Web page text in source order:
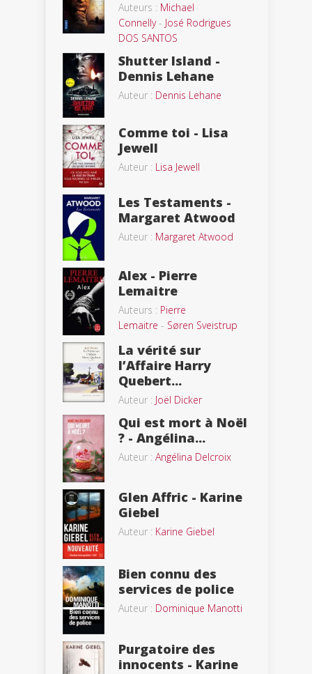
Auteurs : Michael
Connelly- José Rodrigues
DOS SANTOS
Shutter Island -
Dennis Lehane
Auteur : Dennis Lehane
Comme toi - Lisa
Jewell
Auteur : Lisa Jewell
Les Testaments -
Margaret Atwood
Auteur : Margaret Atwood
Alex - Pierre
Lemaitre
Auteurs : Pierre
Lemaitre - Søren Sveistrup
La vérité sur
l’Affaire Harry
Quebert...
Auteur : Joël Dicker
Qui est mort à Noël
? - Angélina...
Auteur : Angélina Delcroix
Glen Affric - Karine
Giebel
Auteur : Karine Giebel
Bien connu des
services de police
Auteur : Dominique Manotti
Purgatoire des
innocents - Karine